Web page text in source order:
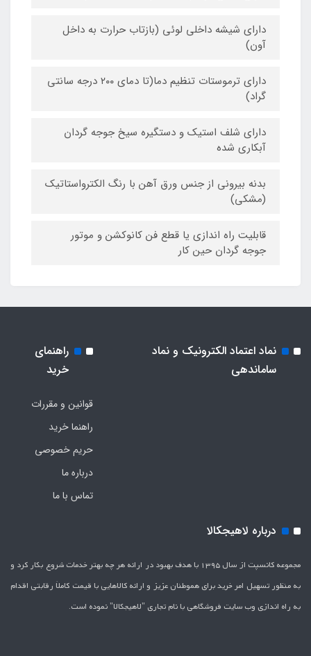
دارای شیشه داخلی لوئی (بازتاب حرارت به داخل
آون)
دارای ترموستات تنظیم دما(تا دمای ۲۰۰ درجه سانتی
گراد)
دارای شلف استیک و دستگیره سیخ جوجه گردان
آبکاری شده
بدنه بیرونی از جنس ورق آهن با رنگ الکترواستاتیک
(مشکی)
قابلیت راه اندازی یا قطع فن کانوکشن و موتور
جوجه گردان حین کار
نماد اعتماد الکترونیک و نماد
ساماندهی
راهنمای
خرید
قوانین و مقررات
راهنما خرید
حریم خصوصی
درباره ما
تماس با ما
درباره لاهیجکالا
مجموعه کانسپت از سال 1395 با هدف بهبود در ارائه هر چه بهتر خدمات شروع بکار کرد و
به منظور تسهیل امر خرید برای هموطنان عزیز و ارائه کالاهایی با قیمت کاملاَ رقابتی اقدام
به راه اندازی وب سایت فروشگاهی با نام تجاری "لاهیج­کالا" نموده است.